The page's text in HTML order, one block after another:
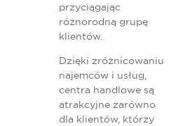
przyciągając
różnorodną grupę
klientów.
Dzięki zróżnicowaniu
najemców i usług,
centra handlowe są
atrakcyjne zarówno
dla klientów, którzy